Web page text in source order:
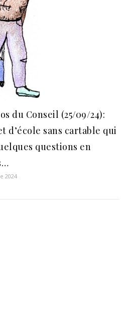
du Conseil (25/09/24):
d’école sans cartable qui
questions en
2024